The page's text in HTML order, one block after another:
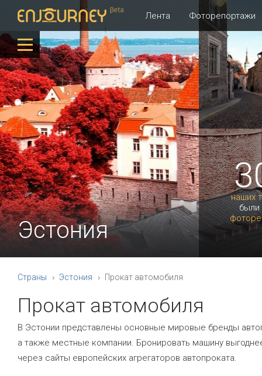
Лента Фоторепортажи
наших
были
Эстония
Страны Эстония Прокат автомобиля
Прокат автомобиля
В Эстонии представлены основные мировые бренды
а также местные компании. Бронировать машину
через сайты европейских агрегаторов автопроката.